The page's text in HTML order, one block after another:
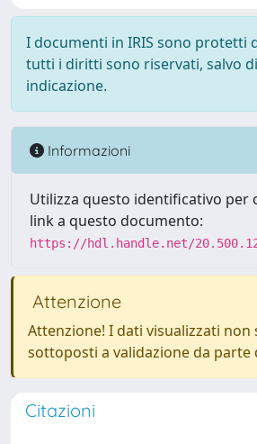
I documenti in IRIS sono protetti
tutti i diritti sono riservati, salvo
indicazione.
Informazioni
Utilizza questo identificativo per
link a questo documento:
https://hdl.handle.net/
Attenzione
Attenzione! I dati visualizzati non
sottoposti a validazione da parte
Citazioni